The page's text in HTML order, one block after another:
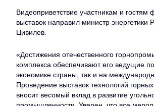
Видеоприветствие участникам и гостям
выставок направил министр энергетики
Цивилев.
«Достижения отечественного
комплекса обеспечивают его ведущие
экономике страны, так и на
Проведение выставок технологий
вносит весомый вклад в развитие